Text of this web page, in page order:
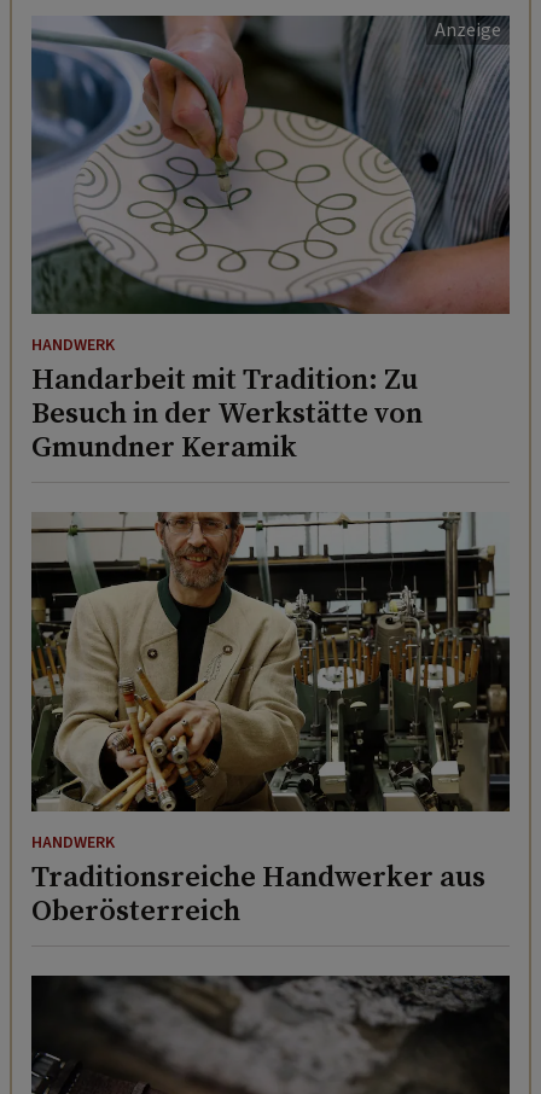
HANDWERK
Handarbeit mit Tradition: Zu
Besuch in der Werkstätte von
Gmundner Keramik
HANDWERK
Traditionsreiche Handwerker aus
Oberösterreich